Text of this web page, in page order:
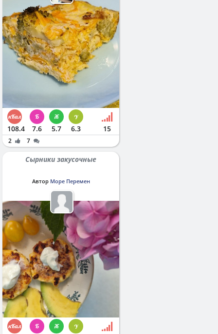
108.4 7.6 5.7 6.3 15
2 7
Сырники закусочные
Автор Море Перемен